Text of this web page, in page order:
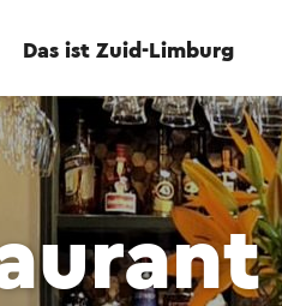
Das ist Zuid-Limburg